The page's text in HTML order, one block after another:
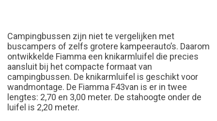
Campingbussen zijn niet te vergelijken met
buscampers of zelfs grotere kampeerauto’s. Daarom
ontwikkelde Fiamma een knikarmluifel die precies
aansluit bij het compacte formaat van
campingbussen. De knikarmluifel is geschikt voor
wandmontage. De Fiamma F43van is er in twee
lengtes: 2,70 en 3,00 meter. De stahoogte onder de
luifel is 2,20 meter.